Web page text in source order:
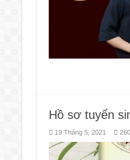
Hồ sơ tuyển
19 Tháng 5, 2021 260